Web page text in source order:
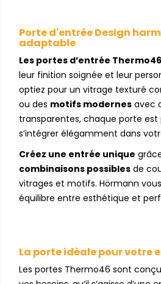
Porte d'entrée Design
adaptable
Les portes d’entrée Thermo46
leur finition soignée et leur
optiez pour un vitrage texturé
ou des motifs modernes avec
transparentes, chaque porte est
s’intégrer élégamment dans
Créez une entrée unique
combinaisons possibles de
vitrages et motifs. Hörmann
équilibre entre esthétique et
La porte idèale pour votre
Les portes Thermo46 sont